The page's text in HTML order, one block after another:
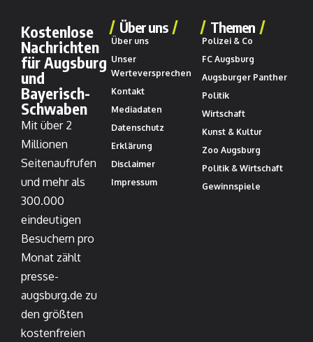
Kostenlose
Nachrichten
für Augsburg
und
Bayerisch-
Schwaben
Mit über 2
Millionen
Seitenaufrufen
und mehr als
300.000
eindeutigen
Besuchern pro
Monat zählt
presse-
augsburg.de zu
den größten
kostenfreien
Über uns
Über uns
Unser
Werteversprechen
Kontakt
Mediadaten
Datenschutz
Erklärung
Disclaimer
Impressum
Themen
Polizei & Co
FC Augsburg
Augsburger Panther
Politik
Wirtschaft
Kunst & Kultur
Zoo Augsburg
Politik & Wirtschaft
Gewinnspiele